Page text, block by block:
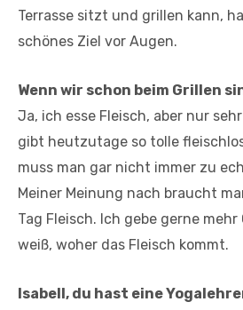
Terrasse sitzt und grillen kann,
schönes Ziel vor Augen.
Wenn wir schon beim Grillen
Ja, ich esse Fleisch, aber nur
gibt heutzutage so tolle
muss man gar nicht immer zu
Meiner Meinung nach braucht
Tag Fleisch. Ich gebe gerne
weiß, woher das Fleisch kommt.
Isabell, du hast eine